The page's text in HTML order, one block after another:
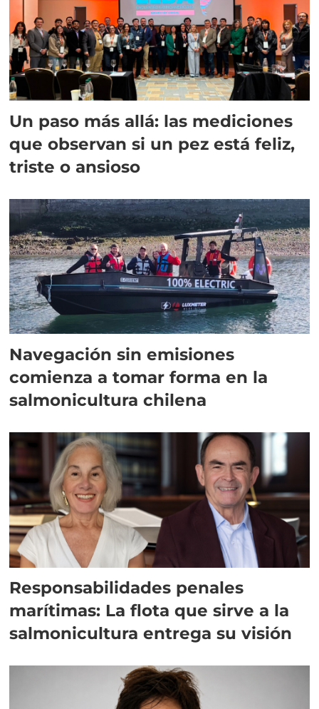
Un paso más allá: las mediciones
que observan si un pez está feliz,
triste o ansioso
Navegación sin emisiones
comienza a tomar forma en la
salmonicultura chilena
Responsabilidades penales
marítimas: La flota que sirve a la
salmonicultura entrega su visión